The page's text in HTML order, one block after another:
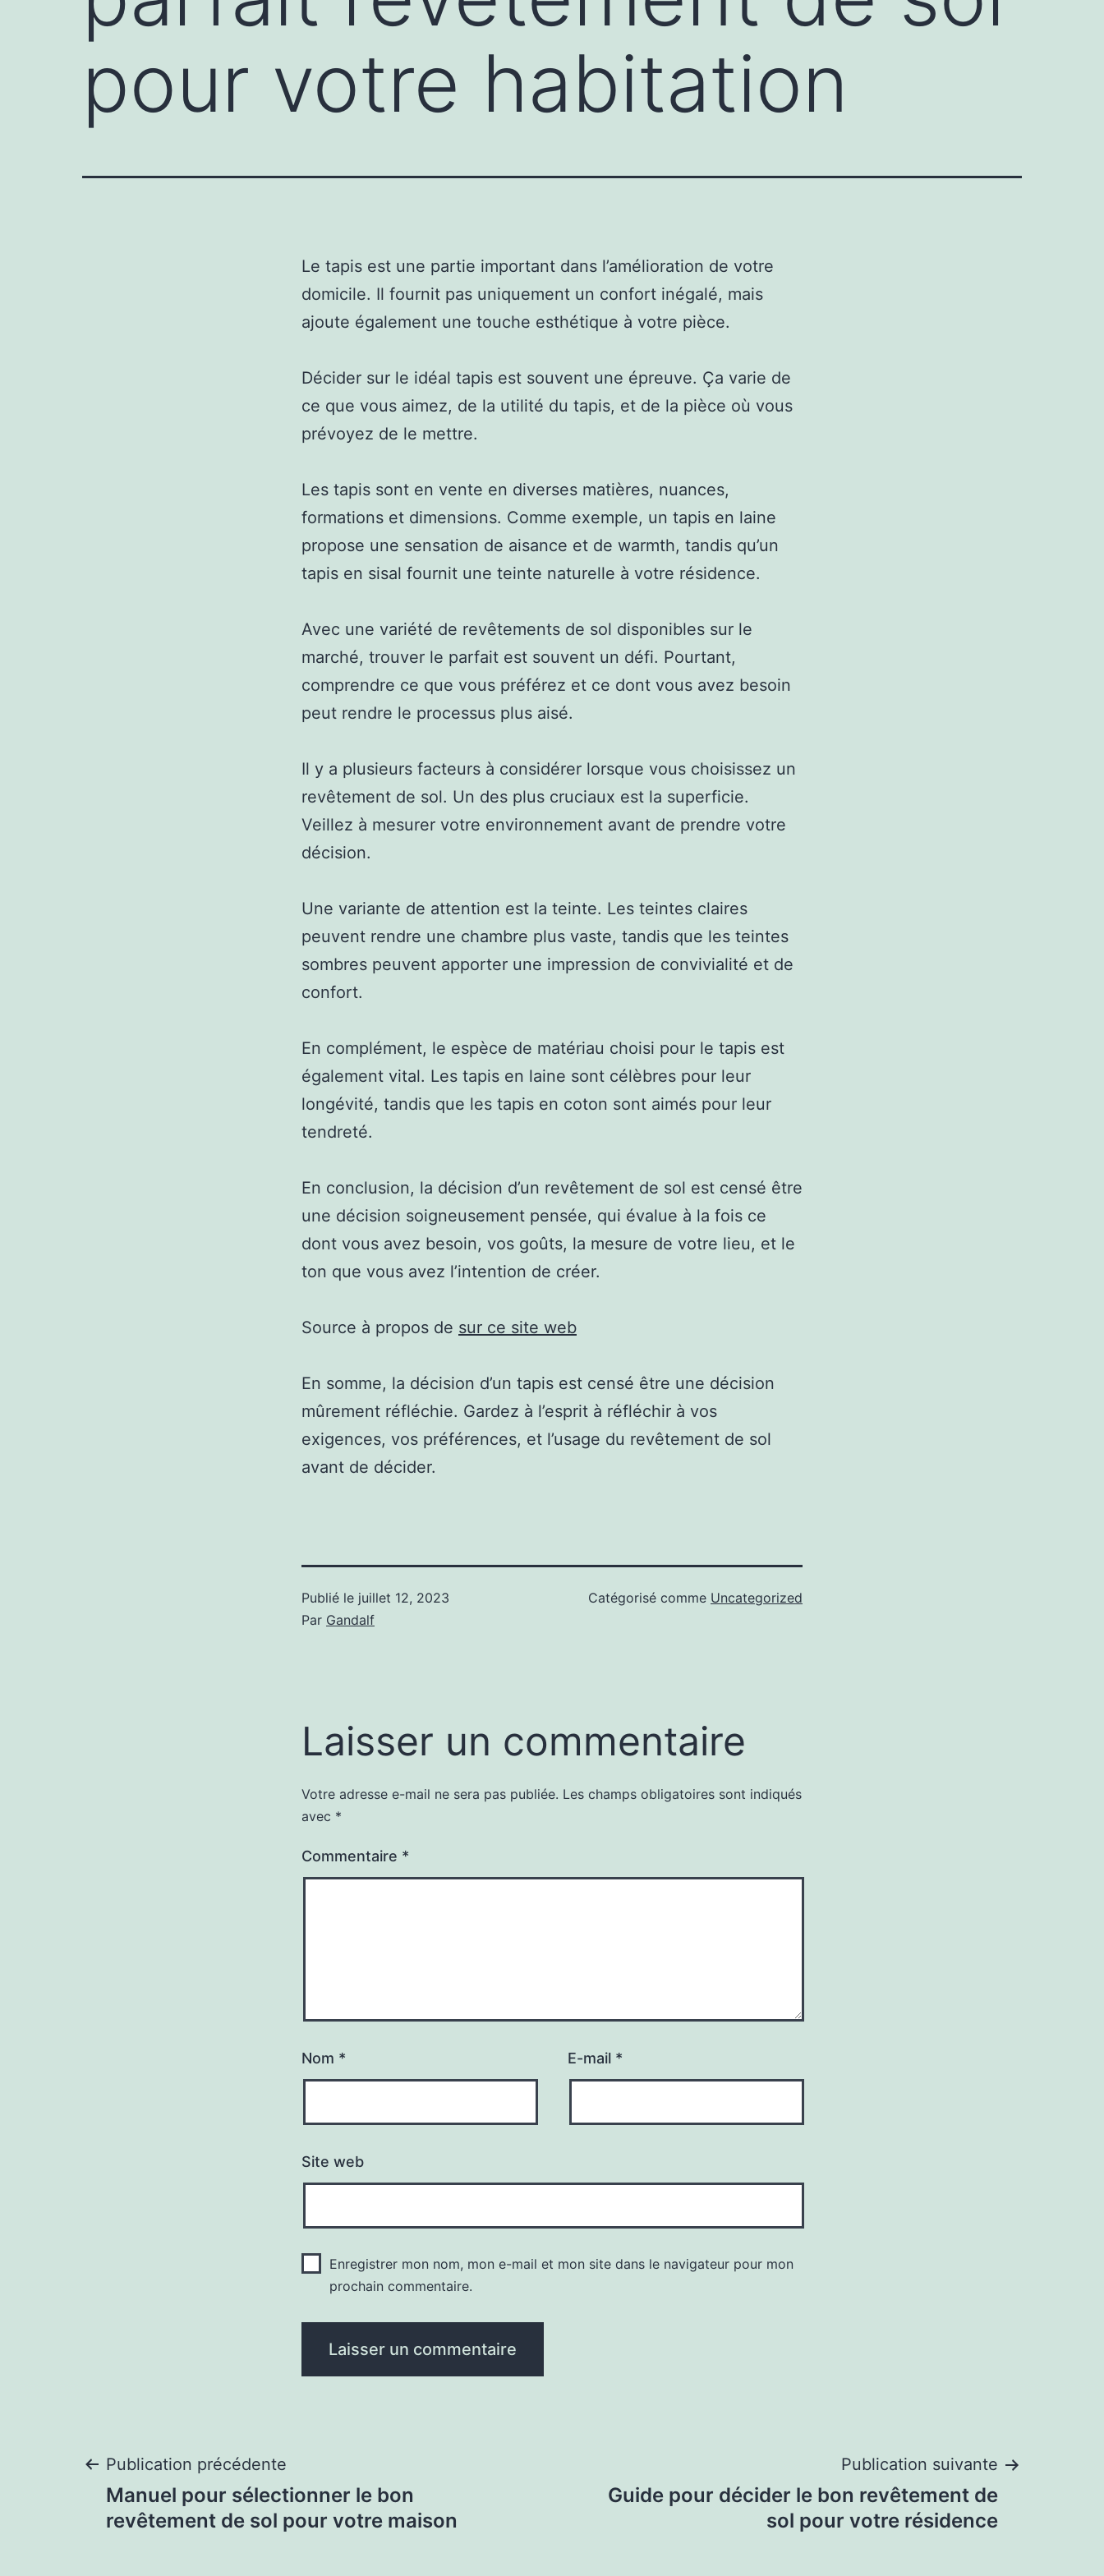
pour votre habitation
Le tapis est une partie important dans l’amélioration de votre
domicile. Il fournit pas uniquement un confort inégalé, mais
ajoute également une touche esthétique à votre pièce.
Décider sur le idéal tapis est souvent une épreuve. Ça varie de
ce que vous aimez, de la utilité du tapis, et de la pièce où vous
prévoyez de le mettre.
Les tapis sont en vente en diverses matières, nuances,
formations et dimensions. Comme exemple, un tapis en laine
propose une sensation de aisance et de warmth, tandis qu’un
tapis en sisal fournit une teinte naturelle à votre résidence.
Avec une variété de revêtements de sol disponibles sur le
marché, trouver le parfait est souvent un défi. Pourtant,
comprendre ce que vous préférez et ce dont vous avez besoin
peut rendre le processus plus aisé.
Il y a plusieurs facteurs à considérer lorsque vous choisissez un
revêtement de sol. Un des plus cruciaux est la superficie.
Veillez à mesurer votre environnement avant de prendre votre
décision.
Une variante de attention est la teinte. Les teintes claires
peuvent rendre une chambre plus vaste, tandis que les teintes
sombres peuvent apporter une impression de convivialité et de
confort.
En complément, le espèce de matériau choisi pour le tapis est
également vital. Les tapis en laine sont célèbres pour leur
longévité, tandis que les tapis en coton sont aimés pour leur
tendreté.
En conclusion, la décision d’un revêtement de sol est censé être
une décision soigneusement pensée, qui évalue à la fois ce
dont vous avez besoin, vos goûts, la mesure de votre lieu, et le
ton que vous avez l’intention de créer.
Source à propos de sur ce site web
En somme, la décision d’un tapis est censé être une décision
mûrement réfléchie. Gardez à l’esprit à réfléchir à vos
exigences, vos préférences, et l’usage du revêtement de sol
avant de décider.
Publié le juillet 12, 2023
Par Gandalf
Catégorisé comme Uncategorized
Laisser un commentaire
Votre adresse e-mail ne sera pas publiée. Les champs obligatoires sont indiqués
avec *
Commentaire *
Nom * E-mail *
Site web
Enregistrer mon nom, mon e-mail et mon site dans le navigateur pour mon
prochain commentaire.
Navigation
de
Publication précédente
Manuel pour sélectionner le bon
revêtement de sol pour votre maison
Publication suivante
Guide pour décider le bon revêtement de
sol pour votre résidence